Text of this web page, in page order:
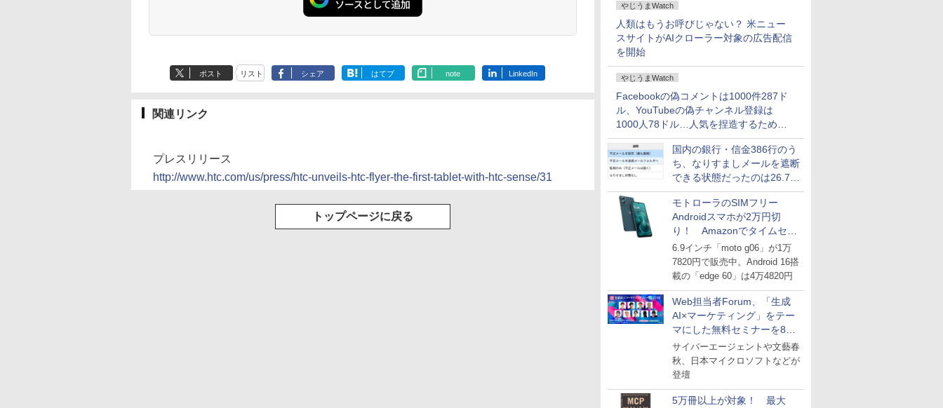
どいい【ぼっち・ざ・ろー
ど！その14】
やじうまWatch
人類はもうお呼びじゃない？ 米ニュー
スサイトがAIクローラー対象の広告配信
を開始
やじうまWatch
Facebookの偽コメントは1000件287ド
ル、YouTubeの偽チャンネル登録は
1000人78ドル…人気を捏造するための
価格リストが公開中
国内の銀行・信金386行のう
ち、なりすましメールを遮断
できる状態だったのは26.7％
にとどまる～GMOブランド
セキュリティ調査
モトローラのSIMフリー
Androidスマホが2万円切
り！ Amazonでタイムセー
ル
6.9インチ「moto g06」が1万
7820円で販売中。Android 16搭
載の「edge 60」は4万4820円
Web担当者Forum、「生成
AI×マーケティング」をテー
マにした無料セミナーを8月
27日にオンライン開催
サイバーエージェントや文藝春
秋、日本マイクロソフトなどが
登壇
5万冊以上が対象！ 最大
ポスト リスト シェア はてブ note LinkedIn
関連リンク
プレスリリース
http://www.htc.com/us/press/htc-unveils-htc-flyer-the-first-tablet-with-htc-sense/31
トップページに戻る